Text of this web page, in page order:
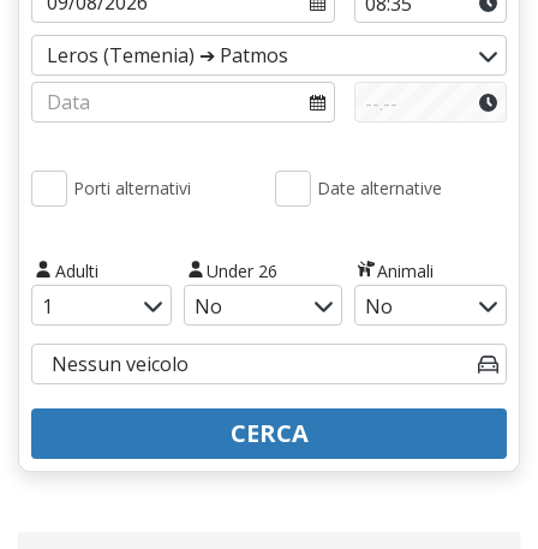
Porti alternativi Date alternative
Adulti Under 26 Animali
CERCA